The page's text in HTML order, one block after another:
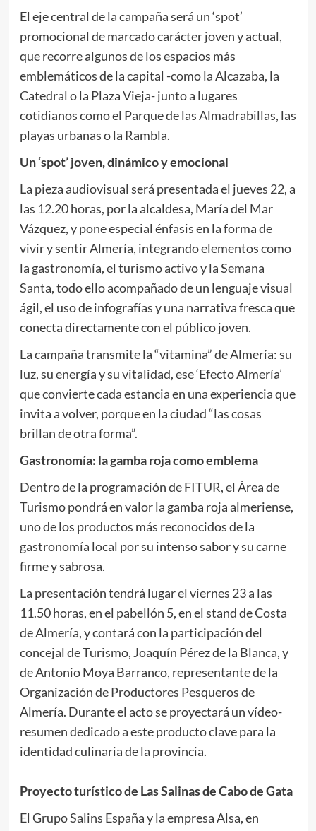
El eje central de la campaña será un ‘spot’
promocional de marcado carácter joven y actual,
que recorre algunos de los espacios más
emblemáticos de la capital -como la Alcazaba, la
Catedral o la Plaza Vieja- junto a lugares
cotidianos como el Parque de las Almadrabillas, las
playas urbanas o la Rambla.
Un ‘spot’ joven, dinámico y emocional
La pieza audiovisual será presentada el jueves 22, a
las 12.20 horas, por la alcaldesa, María del Mar
Vázquez, y pone especial énfasis en la forma de
vivir y sentir Almería, integrando elementos como
la gastronomía, el turismo activo y la Semana
Santa, todo ello acompañado de un lenguaje visual
ágil, el uso de infografías y una narrativa fresca que
conecta directamente con el público joven.
La campaña transmite la “vitamina” de Almería: su
luz, su energía y su vitalidad, ese ‘Efecto Almería’
que convierte cada estancia en una experiencia que
invita a volver, porque en la ciudad “las cosas
brillan de otra forma”.
Gastronomía: la gamba roja como emblema
Dentro de la programación de FITUR, el Área de
Turismo pondrá en valor la gamba roja almeriense,
uno de los productos más reconocidos de la
gastronomía local por su intenso sabor y su carne
firme y sabrosa.
La presentación tendrá lugar el viernes 23 a las
11.50 horas, en el pabellón 5, en el stand de Costa
de Almería, y contará con la participación del
concejal de Turismo, Joaquín Pérez de la Blanca, y
de Antonio Moya Barranco, representante de la
Organización de Productores Pesqueros de
Almería. Durante el acto se proyectará un vídeo-
resumen dedicado a este producto clave para la
identidad culinaria de la provincia.
Proyecto turístico de Las Salinas de Cabo de Gata
El Grupo Salins España y la empresa Alsa, en